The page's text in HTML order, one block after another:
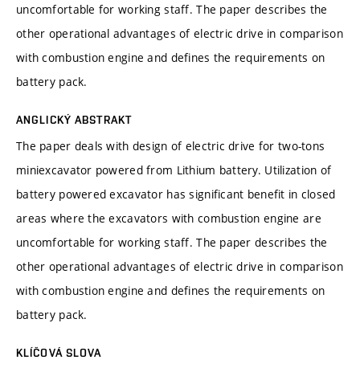
uncomfortable for working staff. The paper describes the
other operational advantages of electric drive in comparison
with combustion engine and defines the requirements on
battery pack.
ANGLICKÝ ABSTRAKT
The paper deals with design of electric drive for two-tons
miniexcavator powered from Lithium battery. Utilization of
battery powered excavator has significant benefit in closed
areas where the excavators with combustion engine are
uncomfortable for working staff. The paper describes the
other operational advantages of electric drive in comparison
with combustion engine and defines the requirements on
battery pack.
KLÍČOVÁ SLOVA